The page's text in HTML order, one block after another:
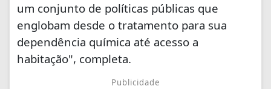
um conjunto de políticas públicas que
englobam desde o tratamento para sua
dependência química até acesso a
habitação", completa.
Publicidade